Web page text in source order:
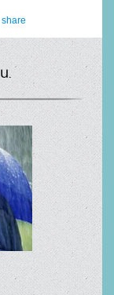
share
.